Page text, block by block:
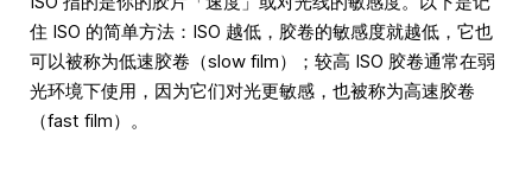
住 ISO 的简单方法：ISO 越低，胶卷的敏感度就越低，它也
可以被称为低速胶卷（slow film）；较高 ISO 胶卷通常在弱
光环境下使用，因为它们对光更敏感，也被称为高速胶卷
（fast film）。